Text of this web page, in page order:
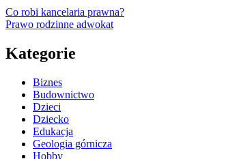
Co robi kancelaria prawna?
Prawo rodzinne adwokat
Kategorie
Biznes
Budownictwo
Dzieci
Dziecko
Edukacja
Geologia górnicza
Hobby